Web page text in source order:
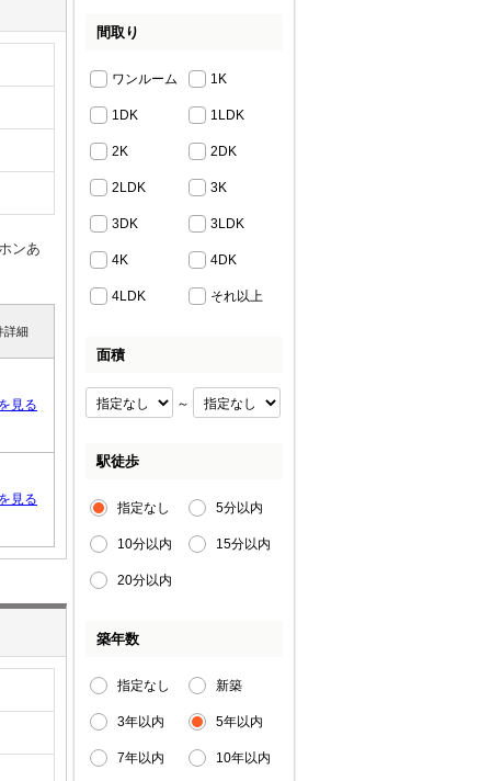
ンあ
詳細
見る
見る
間取り
ワンルーム 1K
1DK 1LDK
2K 2DK
2LDK 3K
3DK 3LDK
4K 4DK
4LDK それ以上
面積
～
駅徒歩
指定なし 5分以内
10分以内 15分以内
20分以内
築年数
指定なし 新築
3年以内 5年以内
7年以内 10年以内